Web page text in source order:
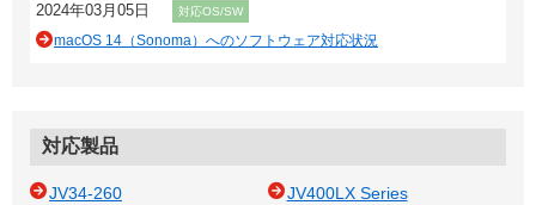
2024年03月05日 対応OS/SW
macOS 14（Sonoma）へのソフトウェア対応状況
対応製品
JV34-260
JV400LX Series